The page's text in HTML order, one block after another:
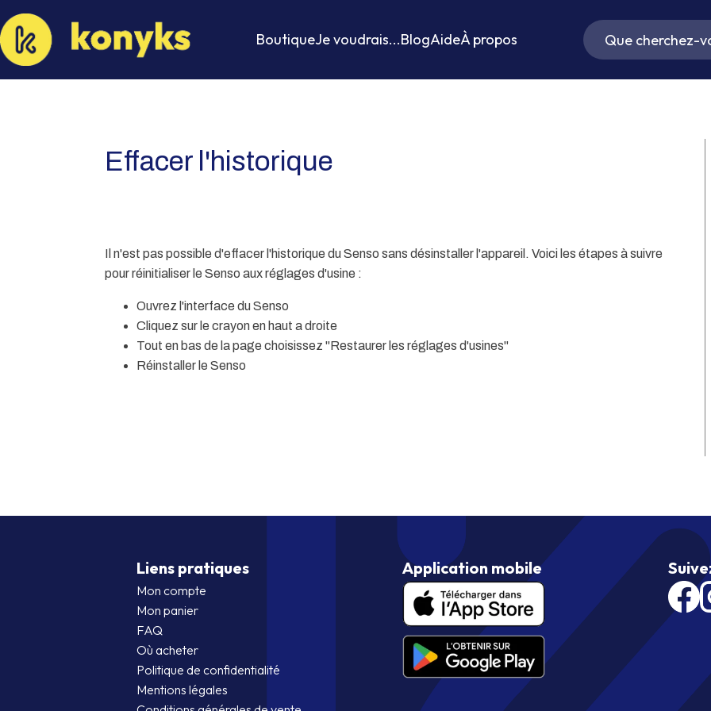
BoutiqueJe voudrais...BlogAideÀ propos
Effacer l'historique
Il n'est pas possible d'effacer l'historique du Senso sans désinstaller l'appareil. Voici les étapes à suivre
pour réinitialiser le Senso aux réglages d'usine :
Ouvrez l'interface du Senso
Cliquez sur le crayon en haut a droite
Tout en bas de la page choisissez "Restaurer les réglages d'usines"
Réinstaller le Senso
Liens pratiques
Mon compte
Mon panier
FAQ
Où acheter
Politique de confidentialité
Mentions légales
Application mobile